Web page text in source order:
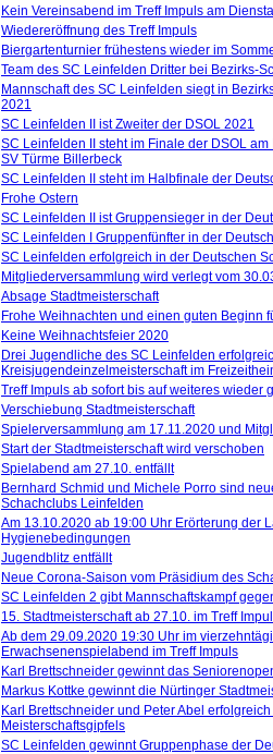
Kein Vereinsabend im Treff Impuls am
Wiedereröffnung des Treff Impuls
Biergartenturnier frühestens wieder im
Team des SC Leinfelden Dritter bei Bezirks-
Mannschaft des SC Leinfelden siegt in
2021
SC Leinfelden II ist Zweiter der DSOL 2021
SC Leinfelden II steht im Finale der DSOL
SV Türme Billerbeck
SC Leinfelden II steht im Halbfinale der
Frohe Ostern
SC Leinfelden II ist Gruppensieger in der
SC Leinfelden I Gruppenfünfter in der
SC Leinfelden erfolgreich in der Deutschen
Mitgliederversammlung wird verlegt vom
Absage Stadtmeisterschaft
Frohe Weihnachten und einen guten Beginn
Keine Weihnachtsfeier 2020
Drei Jugendliche des SC Leinfelden
Kreisjugendeinzelmeisterschaft im
Treff Impuls ab sofort bis auf weiteres wieder
Verschiebung Stadtmeisterschaft
Spielerversammlung am 17.11.2020 und
Start der Stadtmeisterschaft wird verschoben
Spielabend am 27.10. entfällt
Bernhard Schmid und Michele Porro sind
Schachclubs Leinfelden
Am 13.10.2020 ab 19:00 Uhr Erörterung der
Hygienebedingungen
Jugendblitz entfällt
Neue Corona-Saison vom Präsidium des
SC Leinfelden 2 gibt Mannschaftskampf
15. Stadtmeisterschaft ab 27.10. im Treff
Ab dem 29.09.2020 19:30 Uhr im
Erwachsenenspielabend im Treff Impuls
Karl Brettschneider gewinnt das
Markus Kottke gewinnt die Nürtinger
Karl Brettschneider und Peter Abel
Meisterschaftsgipfels
SC Leinfelden gewinnt Gruppenphase der